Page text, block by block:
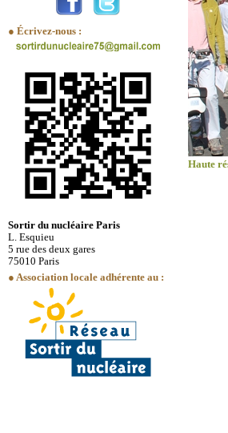
● Écrivez-nous :
Sortir du nucléaire Paris
L. Esquieu
5 rue des deux gares
75010 Paris
● Association locale adhérente au :
Haute